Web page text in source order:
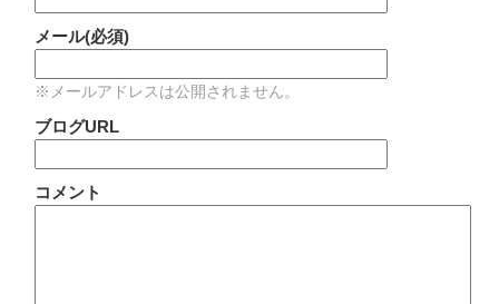
メール(必須)
※メールアドレスは公開されません。
ブログURL
コメント